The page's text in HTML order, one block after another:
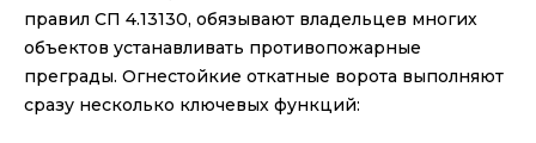
правил СП 4.13130, обязывают владельцев многих
объектов устанавливать противопожарные
преграды. Огнестойкие откатные ворота выполняют
сразу несколько ключевых функций: